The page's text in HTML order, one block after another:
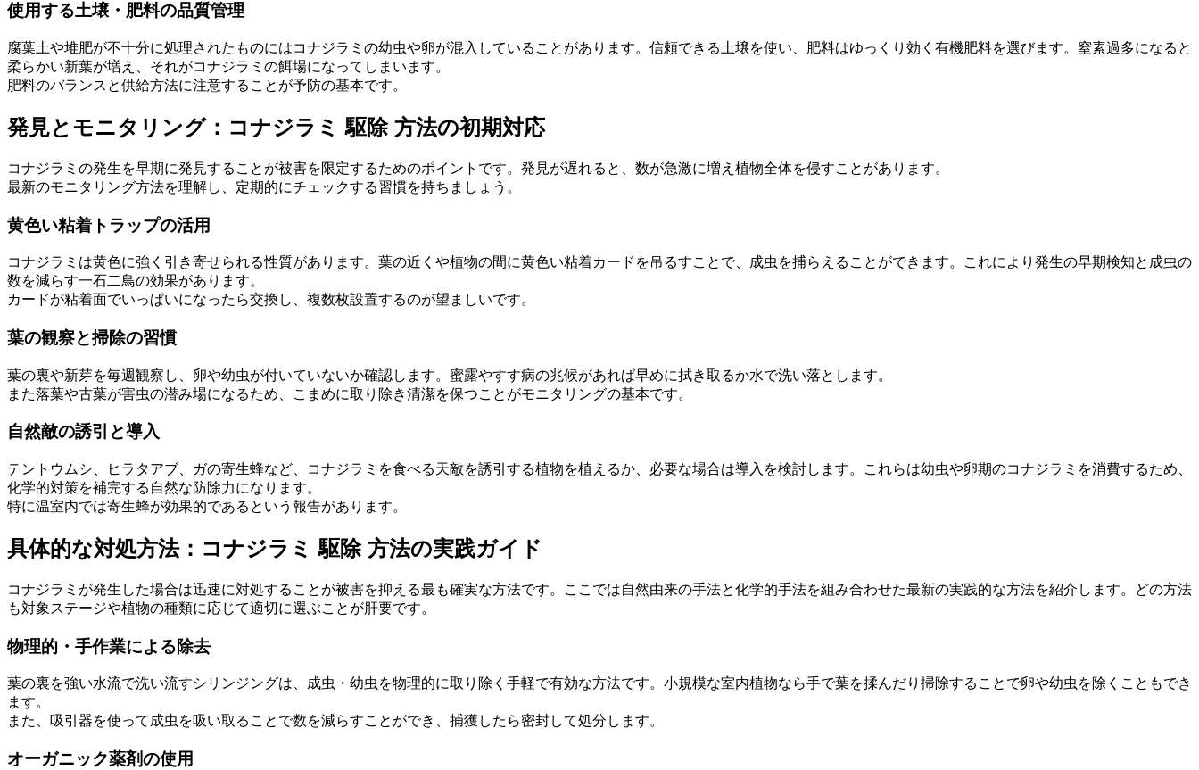
使用する土壌・肥料の品質管理
腐葉土や堆肥が不十分に処理されたものにはコナジラミの幼虫や卵が混入していることがあります。信頼できる土壌を使い、肥料はゆっくり効く有機肥料を選びます。窒素過多になると
柔らかい新葉が増え、それがコナジラミの餌場になってしまいます。
肥料のバランスと供給方法に注意することが予防の基本です。
発見とモニタリング：コナジラミ 駆除 方法の初期対応
コナジラミの発生を早期に発見することが被害を限定するためのポイントです。発見が遅れると、数が急激に増え植物全体を侵すことがあります。
最新のモニタリング方法を理解し、定期的にチェックする習慣を持ちましょう。
黄色い粘着トラップの活用
コナジラミは黄色に強く引き寄せられる性質があります。葉の近くや植物の間に黄色い粘着カードを吊るすことで、成虫を捕らえることができます。これにより発生の早期検知と成虫の
数を減らす一石二鳥の効果があります。
カードが粘着面でいっぱいになったら交換し、複数枚設置するのが望ましいです。
葉の観察と掃除の習慣
葉の裏や新芽を毎週観察し、卵や幼虫が付いていないか確認します。蜜露やすす病の兆候があれば早めに拭き取るか水で洗い落とします。
また落葉や古葉が害虫の潜み場になるため、こまめに取り除き清潔を保つことがモニタリングの基本です。
自然敵の誘引と導入
テントウムシ、ヒラタアブ、ガの寄生蜂など、コナジラミを食べる天敵を誘引する植物を植えるか、必要な場合は導入を検討します。これらは幼虫や卵期のコナジラミを消費するため、
化学的対策を補完する自然な防除力になります。
特に温室内では寄生蜂が効果的であるという報告があります。
具体的な対処方法：コナジラミ 駆除 方法の実践ガイド
コナジラミが発生した場合は迅速に対処することが被害を抑える最も確実な方法です。ここでは自然由来の手法と化学的手法を組み合わせた最新の実践的な方法を紹介します。どの方法
も対象ステージや植物の種類に応じて適切に選ぶことが肝要です。
物理的・手作業による除去
葉の裏を強い水流で洗い流すシリンジングは、成虫・幼虫を物理的に取り除く手軽で有効な方法です。小規模な室内植物なら手で葉を揉んだり掃除することで卵や幼虫を除くこともでき
ます。
また、吸引器を使って成虫を吸い取ることで数を減らすことができ、捕獲したら密封して処分します。
オーガニック薬剤の使用